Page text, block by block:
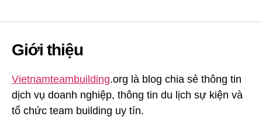
Giới thiệu
Vietnamteambuilding.org là blog chia sẻ thông tin
dịch vụ doanh nghiệp, thông tin du lịch sự kiện và
tổ chức team building uy tín.